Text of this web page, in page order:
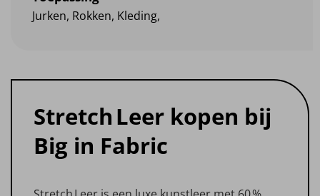
Jurken, Rokken, Kleding,
Stretch Leer kopen bij
Big in Fabric